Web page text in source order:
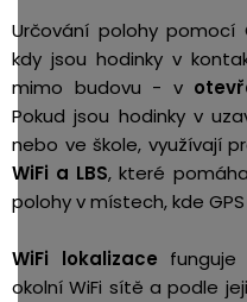
Určování polohy pomocí
kdy jsou hodinky v
mimo budovu - v
Pokud jsou hodinky v
nebo ve škole, využívají
WiFi a LBS, které
polohy v místech, kde
WiFi lokalizace funguje
okolní WiFi sítě a podle